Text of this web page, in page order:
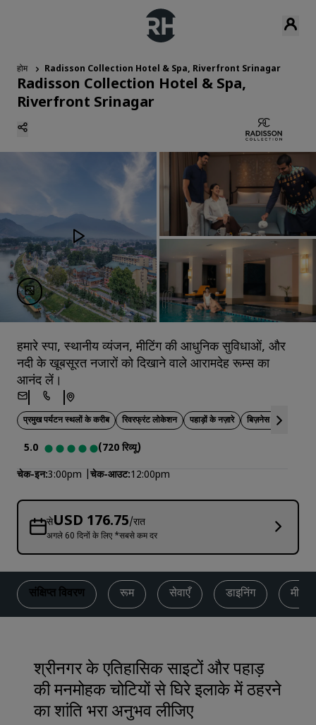
होम Radisson Collection Hotel & Spa, Riverfront Srinagar
Radisson Collection Hotel & Spa,
Riverfront Srinagar
हमारे स्पा, स्थानीय व्यंजन, मीटिंग की आधुनिक सुविधाओं, और
नदी के खूबसूरत नजारों को दिखाने वाले आरामदेह रूम्स का
आनंद लें।
प्रमुख पर्यटन स्थलों के करीब रिवरफ्रंट लोकेशन पहाड़ों के नज़ारे बिज़नेस यात्रा के लिए
5.0
(720 रिव्यू)
चेक-इन 3:00pm चेक-आउट 12:00pm
सेUSD 176.75/रात
अगले 60 दिनों के लिए *सबसे कम दर
संक्षिप्त विवरण रूम सेवाएँ डाइनिंग
श्रीनगर के एतिहासिक साइटों और पहाड़
की मनमोहक चोटियों से घिरे इलाके में ठहरने
का शांति भरा अनुभव लीजिए